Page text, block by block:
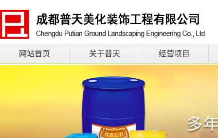
网站首页 关于普天 经营项目